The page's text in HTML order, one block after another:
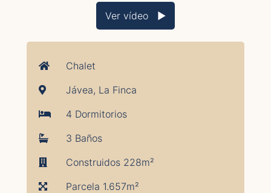
Ver vídeo ▶︎
Chalet
Jávea, La Finca
4 Dormitorios
3 Baños
Construidos 228m²
Parcela 1.657m²